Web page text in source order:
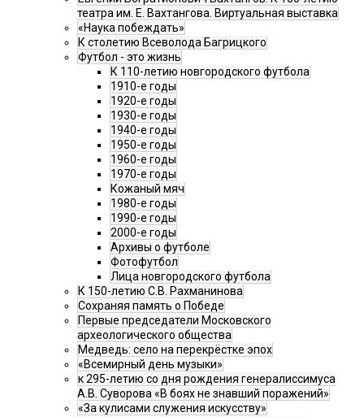
театра им. Е. Вахтангова. Виртуальная выставка
«Наука побеждать»
К столетию Всеволода Багрицкого
Футбол - это жизнь
К 110-летию новгородского футбола
1910-е годы
1920-е годы
1930-е годы
1940-е годы
1950-е годы
1960-е годы
1970-е годы
Кожаный мяч
1980-е годы
1990-е годы
2000-е годы
Архивы о футболе
Фотофутбол
Лица новгородского футбола
К 150-летию С.В. Рахманинова
Сохраняя память о Победе
Первые председатели Московского
археологического общества
Медведь: село на перекрёстке эпох
«Всемирный день музыки»
к 295-летию со дня рождения генералиссимуса
А.В. Суворова «В боях не знавший поражений»
«За кулисами служения искусству»